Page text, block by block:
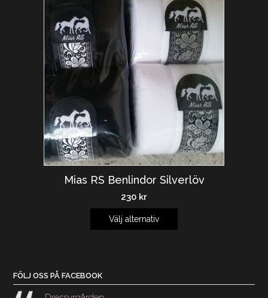
Mias RS Benlindor Silverlöv
230 kr
Välj alternativ
FÖLJ OSS PÅ FACEBOOK